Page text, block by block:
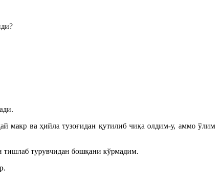
макр ва ҳийла тузоғидан қутилиб чиқа олдим-у, аммо ўлим
турувчидан бошқани кўрмадим.